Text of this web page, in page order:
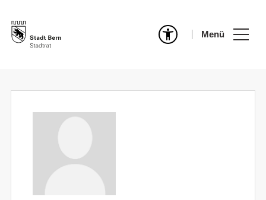
Menü